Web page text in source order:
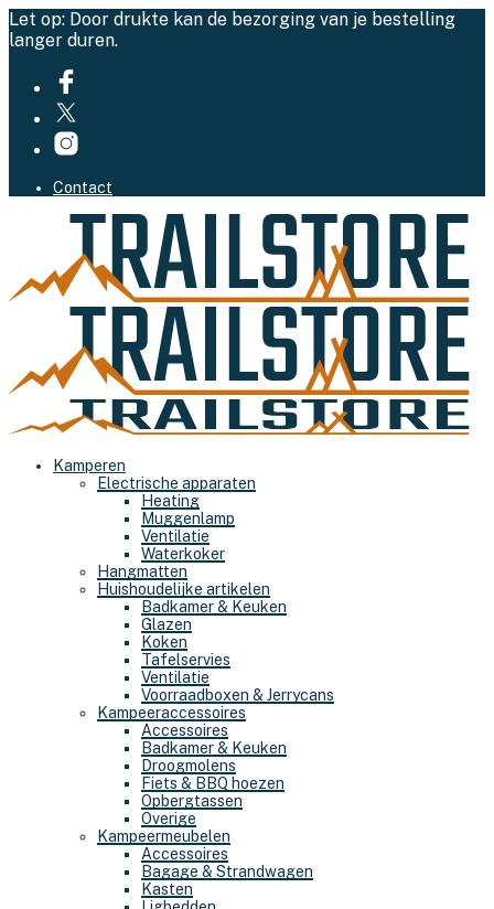
Let op: Door drukte kan de bezorging van je bestelling
langer duren.
Contact
Kamperen
Electrische apparaten
Heating
Muggenlamp
Ventilatie
Waterkoker
Hangmatten
Huishoudelijke artikelen
Badkamer & Keuken
Glazen
Koken
Tafelservies
Ventilatie
Voorraadboxen & Jerrycans
Kampeeraccessoires
Accessoires
Badkamer & Keuken
Droogmolens
Fiets & BBQ hoezen
Opbergtassen
Overige
Kampeermeubelen
Accessoires
Bagage & Strandwagen
Kasten